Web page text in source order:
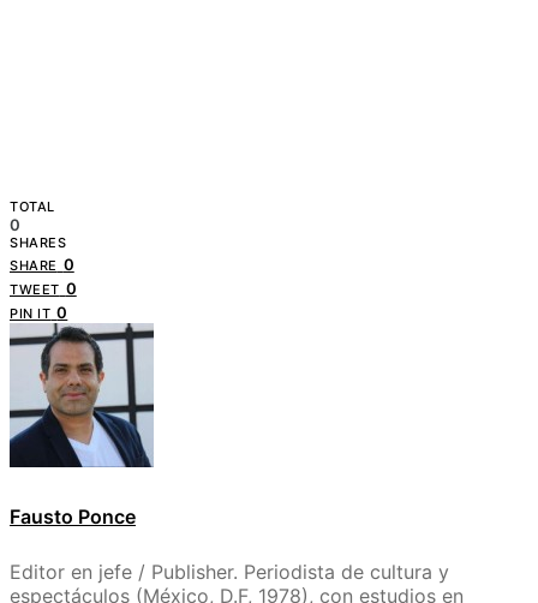
TOTAL
0
SHARES
SHARE 0
TWEET 0
PIN IT 0
Fausto Ponce
Editor en jefe / Publisher. Periodista de cultura y
espectáculos (México, D.F, 1978), con estudios en